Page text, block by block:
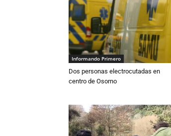
Informando Primero
Dos personas electrocutadas en
centro de Osorno